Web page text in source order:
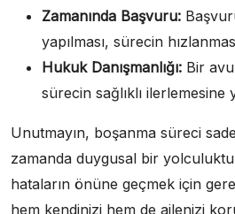
Zamanında Başvuru:
yapılması, sürecin
Hukuk Danışmanlığı: Bir
sürecin sağlıklı ilerlemesine
Unutmayın, boşanma süreci
zamanda duygusal bir
hataların önüne geçmek için
hem kendinizi hem de ailenizi